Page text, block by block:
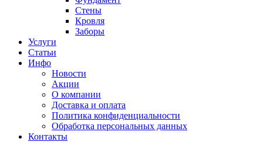
Стены
Кровля
Заборы
Услуги
Статьи
Инфо
Новости
Акции
О компании
Доставка и оплата
Политика конфиденциальности
Обработка персональных данных
Контакты